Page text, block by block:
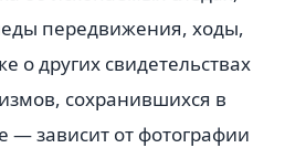
передвижения, ходы,
о других свидетельствах
сохранившихся в
— зависит от фотографии